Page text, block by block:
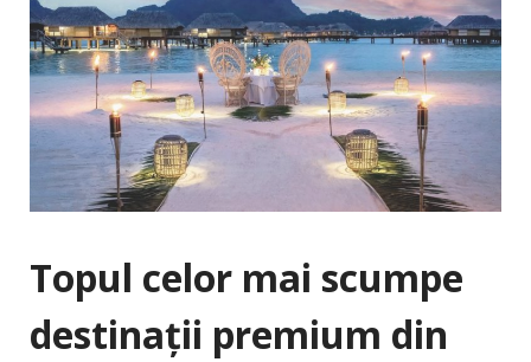
Topul celor mai scumpe
destinații premium din